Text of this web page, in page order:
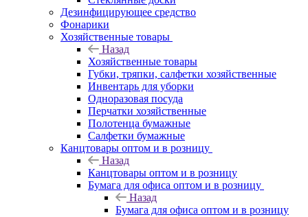
Дезинфицирующее средство
Фонарики
Хозяйственные товары
Назад
Хозяйственные товары
Губки, тряпки, салфетки хозяйственные
Инвентарь для уборки
Одноразовая посуда
Перчатки хозяйственные
Полотенца бумажные
Салфетки бумажные
Канцтовары оптом и в розницу
Назад
Канцтовары оптом и в розницу
Бумага для офиса оптом и в розницу
Назад
Бумага для офиса оптом и в розницу